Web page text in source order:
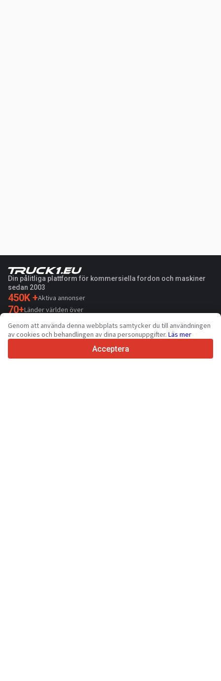
Din pålitliga plattform för kommersiella fordon och maskiner
sedan 2003
450K +Aktiva annonser
70+Länder världen över
36 Språk som stöds
4.7/5
Genom att använda denna webbplats samtycker du till användningen
av cookies och behandlingen av dina personuppgifter. Läs mer
Acceptera